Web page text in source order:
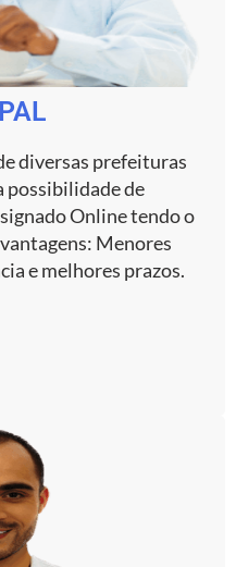
diversas prefeituras
possibilidade de
Online tendo o
Menores
e melhores prazos.